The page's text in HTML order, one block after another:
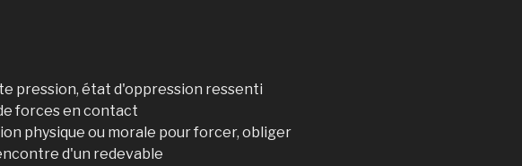
pression, état d'oppression ressenti
forces en contact
physique ou morale pour forcer, obliger
d'un redevable